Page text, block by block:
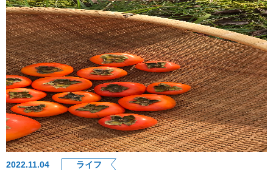
2022.11.04 ライフ